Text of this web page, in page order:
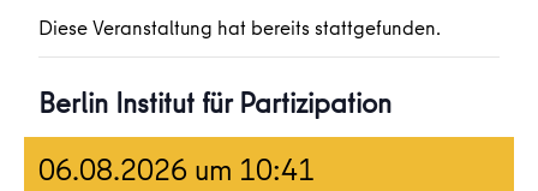
Diese Veranstaltung hat bereits stattgefunden.
Berlin Institut für Partizipation
06.08.2026 um 10:41